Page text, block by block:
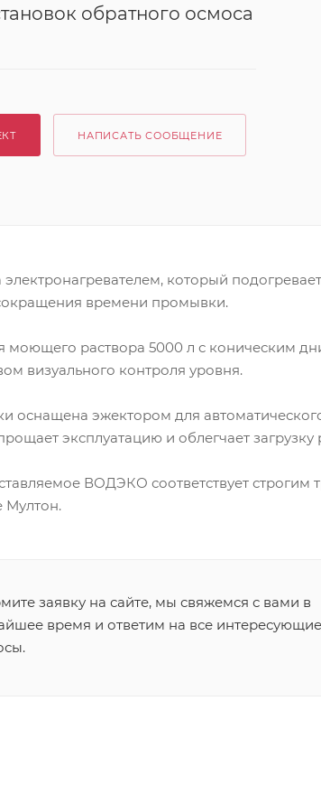
обратного осмоса
НАПИСАТЬ СООБЩЕНИЕ
который
времени промывки.
моющего раствора 5000 л с коническим
визуального контроля уровня.
оснащена эжектором для
эксплуатацию и облегчает загрузку
ВОДЭКО соответствует строгим
Мултон.
заявку на сайте, мы свяжемся с вами в
время и ответим на все интересующие